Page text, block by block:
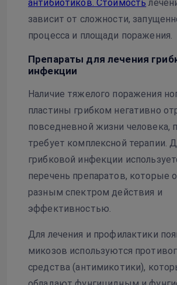
антибиотиков. Стоимость
зависит от сложности,
процесса и площади поражения.
Препараты для лечения
инфекции
Наличие тяжелого поражения
пластины грибком негативно
повседневной жизни человека,
требует комплексной терапии.
грибковой инфекции
перечень препаратов, которые
разным спектром действия и
эффективностью.
Для лечения и профилактики
микозов используются
средства (антимикотики),